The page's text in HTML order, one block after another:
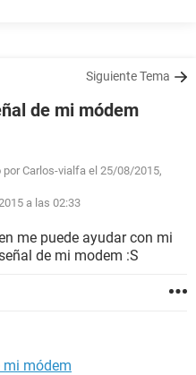
Siguiente Tema
de mi módem
Carlos-vialfa el 25/08/2015,
a las 02:33
me puede ayudar con mi
de mi modem :S
mi módem